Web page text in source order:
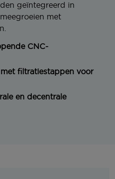
geïntegreerd in
met
CNC-
filtratiestappen voor
en decentrale